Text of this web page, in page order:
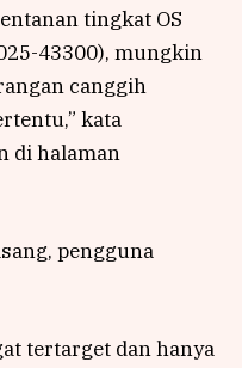
tingkat OS
43300), mungkin
canggih
kata
di halaman
pengguna
tertarget dan hanya